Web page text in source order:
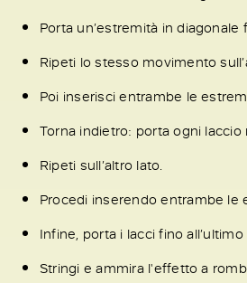
Porta un’estremità in
Ripeti lo stesso movimento
Poi inserisci entrambe le
Torna indietro: porta ogni
Ripeti sull’altro lato.
Procedi inserendo entrambe le
Infine, porta i lacci fino
Stringi e ammira l'effetto a